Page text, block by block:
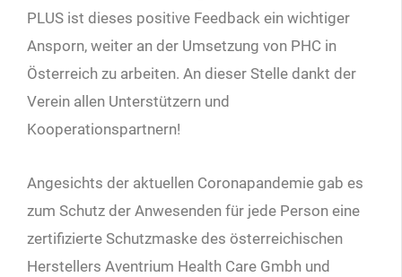
PLUS ist dieses positive Feedback ein wichtiger
Ansporn, weiter an der Umsetzung von PHC in
Österreich zu arbeiten. An dieser Stelle dankt der
Verein allen Unterstützern und
Kooperationspartnern!
Angesichts der aktuellen Coronapandemie gab es
zum Schutz der Anwesenden für jede Person eine
zertifizierte Schutzmaske des österreichischen
Herstellers Aventrium Health Care Gmbh und